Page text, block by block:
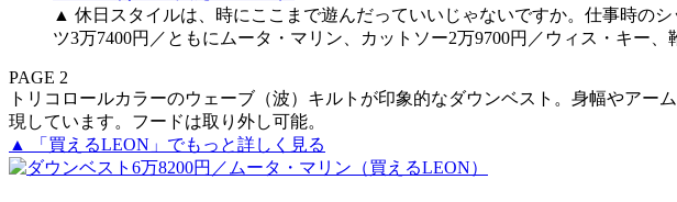
▲ 休日スタイルは、時にここまで遊んだっていいじゃないですか。仕事時の
ツ3万7400円／ともにムータ・マリン、カットソー2万9700円／ウィス・キー
PAGE 2
トリコロールカラーのウェーブ（波）キルトが印象的なダウンベスト。身幅やア
現しています。フードは取り外し可能。
▲ 「買えるLEON」でもっと詳しく見る